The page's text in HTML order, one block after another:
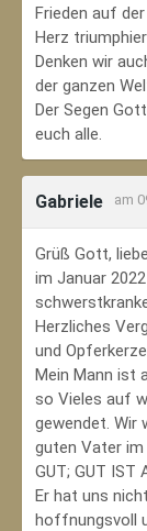
Frieden auf
Herz
Denken wir
der ganzen
Der Segen
euch alle.
Gabriele am
Grüß Gott,
im Januar
Herzliches
und
Mein Mann ist
so Vieles auf
gewendet. Wir
guten Vater im
GUT; GUT IST
Er hat uns
hoffnungsvoll